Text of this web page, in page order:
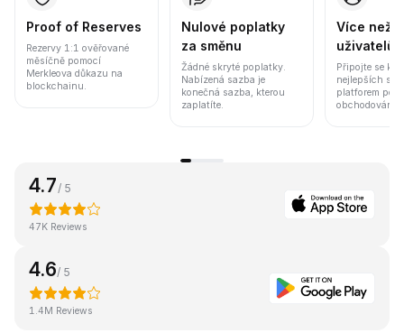
Proof of Reserves
Rezervy 1:1 ověřované
měsíčně pomocí
Merkleova důkazu na
blockchainu.
Nulové poplatky
za směnu
Žádné skryté poplatky.
Nabízená sazba je
konečná sazba, kterou
zaplatíte.
Více než
uživatelů
Připojte se k
nejlepších
platforem
obchodování
4.7/ 5
47K Reviews
4.6/ 5
1.4M Reviews